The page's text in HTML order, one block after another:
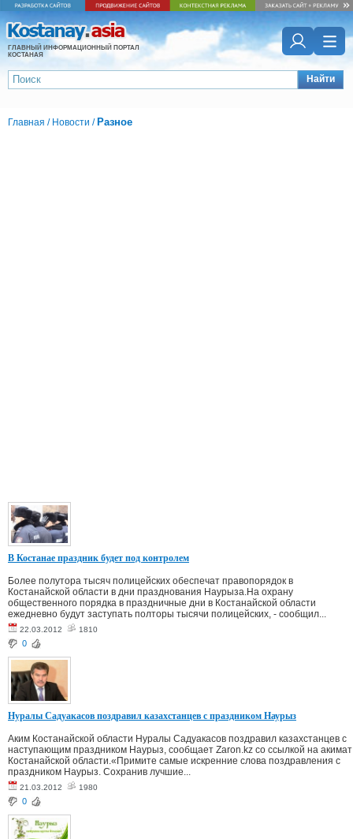
ГЛАВНЫЙ ИНФОРМАЦИОННЫЙ ПОРТАЛ
КОСТАНАЯ
Найти
Главная / Новости / Разное
В Костанае праздник будет под контролем
Более полутора тысяч полицейских обеспечат правопорядок в
Костанайской области в дни празднования Наурыза.На охрану
общественного порядка в праздничные дни в Костанайской области
ежедневно будут заступать полторы тысячи полицейских, - сообщил...
22.03.2012 1810
0
Нуралы Садуакасов поздравил казахстанцев с праздником Наурыз
Аким Костанайской области Нуралы Садуакасов поздравил казахстанцев с
наступающим праздником Наурыз, сообщает Zaron.kz со ссылкой на акимат
Костанайской области.«Примите самые искренние слова поздравления с
праздником Наурыз. Сохранив лучшие...
21.03.2012 1980
0